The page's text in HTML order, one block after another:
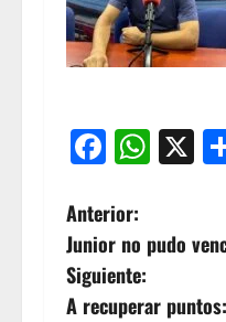
X
Anterior:
Junior no pudo
Siguiente:
A recuperar